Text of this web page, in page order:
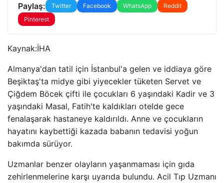
Paylaş: Twitter Facebook WhatsApp
Reddit
Pinterest
Kaynak:İHA
Almanya'dan tatil için İstanbul'a gelen ve iddiaya göre
Beşiktaş'ta midye gibi yiyecekler tüketen Servet ve
Çiğdem Böcek çifti ile çocukları 6 yaşındaki Kadir ve 3
yaşındaki Masal, Fatih'te kaldıkları otelde gece
fenalaşarak hastaneye kaldırıldı. Anne ve çocukların
hayatını kaybettiği kazada babanın tedavisi yoğun
bakımda sürüyor.
Uzmanlar benzer olayların yaşanmaması için gıda
zehirlenmelerine karşı uyarıda bulundu. Acil Tıp Uzmanı